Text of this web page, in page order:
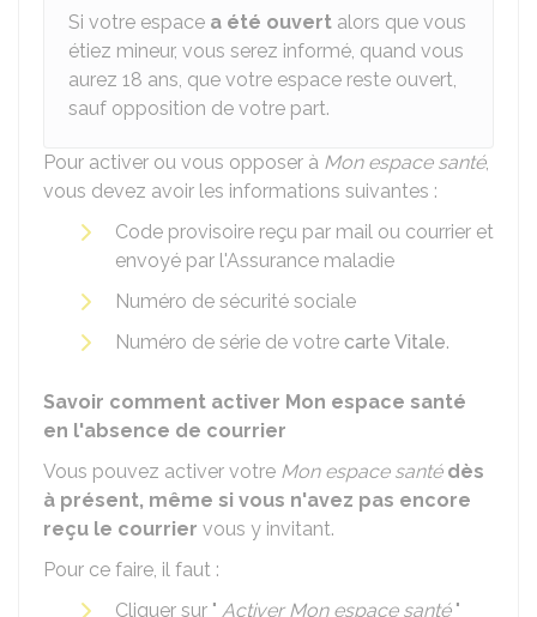
Si votre espace a été ouvert alors que vous
étiez mineur, vous serez informé, quand vous
aurez 18 ans, que votre espace reste ouvert,
sauf opposition de votre part.
Pour activer ou vous opposer à Mon espace santé,
vous devez avoir les informations suivantes :
Code provisoire reçu par mail ou courrier et
envoyé par l'Assurance maladie
Numéro de sécurité sociale
Numéro de série de votre carte Vitale.
Savoir comment activer Mon espace santé
en l'absence de courrier
Vous pouvez activer votre Mon espace santé dès
à présent, même si vous n'avez pas encore
reçu le courrier vous y invitant.
Pour ce faire, il faut :
Cliquer sur " Activer Mon espace santé"